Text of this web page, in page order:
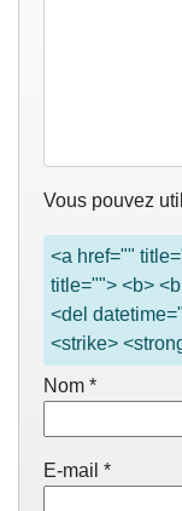
Vous pouvez
<a href=""
title=""> <b>
<del
<strike>
Nom *
E-mail *